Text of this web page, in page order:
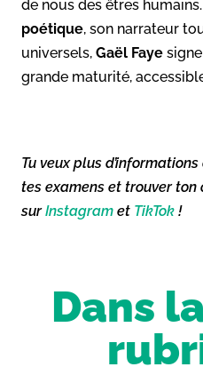
de nous des êtres
poétique, son narrateur
universels, Gaël Faye
grande maturité,
Tu veux plus
tes examens et trouver ton
surInstagram et TikTok !
Dans